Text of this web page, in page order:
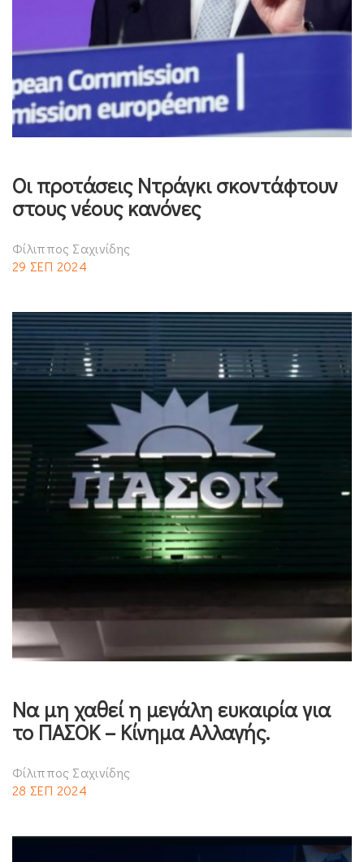
Οι προτάσεις Ντράγκι σκοντάφτουν
στους νέους κανόνες
Φίλιππος Σαχινίδης
29 ΣΕΠ 2024
Να μη χαθεί η μεγάλη ευκαιρία για
το ΠΑΣΟΚ – Κίνημα Αλλαγής.
Φίλιππος Σαχινίδης
28 ΣΕΠ 2024